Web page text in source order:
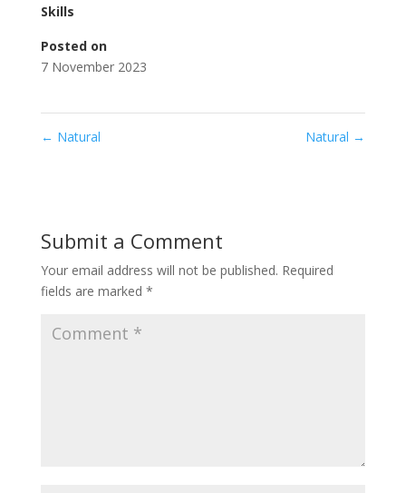
Skills
Posted on
7 November 2023
← Natural Natural →
Submit a Comment
Your email address will not be published. Required
fields are marked *